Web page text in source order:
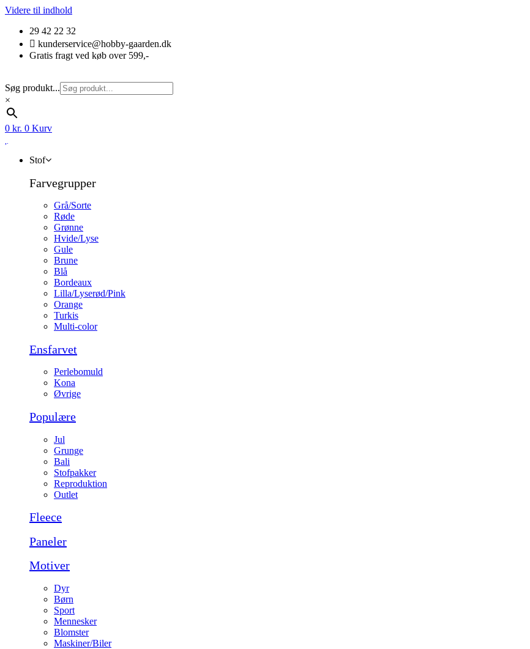
Videre til indhold
29 42 22 32
kunderservice@hobby-gaarden.dk
Gratis fragt ved køb over 599,-
Søg produkt...
×
0 kr. 0 Kurv
Stof
Farvegrupper
Grå/Sorte
Røde
Grønne
Hvide/Lyse
Gule
Brune
Blå
Bordeaux
Lilla/Lyserød/Pink
Orange
Turkis
Multi-color
Ensfarvet
Perlebomuld
Kona
Øvrige
Populære
Jul
Grunge
Bali
Stofpakker
Reproduktion
Outlet
Fleece
Paneler
Motiver
Dyr
Børn
Sport
Mennesker
Blomster
Maskiner/Biler